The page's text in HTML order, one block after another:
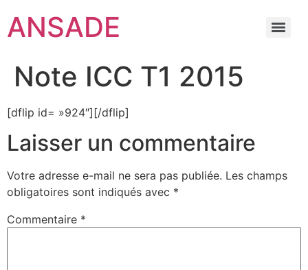
ANSADE
Note ICC T1 2015
[dflip id= »924″][/dflip]
Laisser un commentaire
Votre adresse e-mail ne sera pas publiée. Les champs
obligatoires sont indiqués avec *
Commentaire *